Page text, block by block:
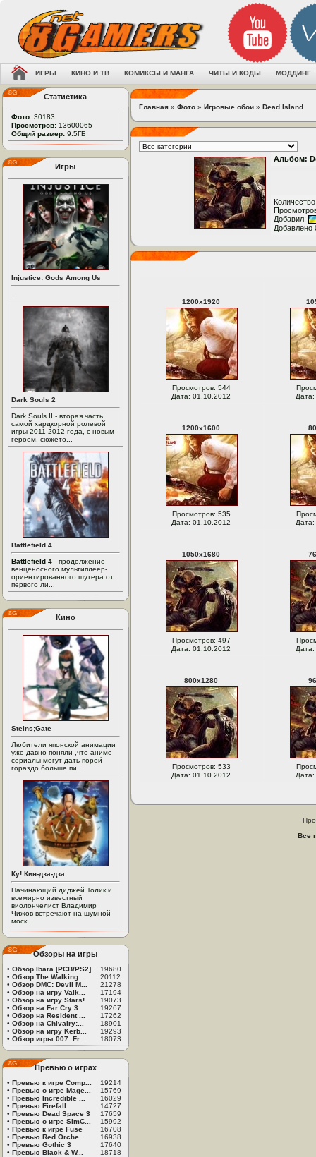
ИГРЫ КИНО И ТВ КОМИКСЫ И МАНГА ЧИТЫ И КОДЫ МОДДИНГ
Статистика
Фото: 30183
Просмотров: 13600065
Общий размер: 9.5ГБ
Игры
Injustice: Gods Among Us
Dark Souls 2
Dark Souls II - вторая часть
самой хардкорной ролевой
игры 2011-2012 года, с новым
героем, сюжето...
Battlefield 4
Battlefield 4 - продолжение
венценосного мультиплеер-
ориентированного шутера от
первого ли...
Кино
Steins;Gate
Любители японской анимации
уже давно поняли ,что аниме
сериалы могут дать порой
гораздо больше пи...
Ку! Кин-дза-дза
Начинающий диджей Толик и
всемирно известный
виолончелист Владимир
Чижов встречают на шумной
моск...
Обзоры на игры
• Обзор Ibara [PCB/PS2]
19680
• Обзор The Walking ...
20112
• Обзор DMC: Devil M...
21278
• Обзор на игру Valk...
17194
• Обзор на игру Stars!
19073
• Обзор на Far Cry 3
19267
• Обзор на Resident ...
17262
• Обзор на Chivalry:...
18901
• Обзор на игру Kerb...
19293
• Обзор игры 007: Fr... 18073
Превью о играх
• Превью к игре Comp...
19214
• Превью о игре Mage...
15769
• Превью Incredible ...
16029
• Превью Firefall
14727
• Превью Dead Space 3
17659
• Превью о игре SimC...
15992
• Превью к игре Fuse
16708
• Превью Red Orche...
16938
• Превью Gothic 3
17640
• Превью Black & W... 18718
Главная » Фото » Игровые обои » Dead Island
Альбом:
Добавил:
Добавлено
1200x1920
Просмотров: 544
Дата: 01.10.2012
1200x1600
Просмотров: 535
Дата: 01.10.2012
1050x1680
Просмотров: 497
Дата: 01.10.2012
800x1280
Просмотров: 533
Дата: 01.10.2012
Все